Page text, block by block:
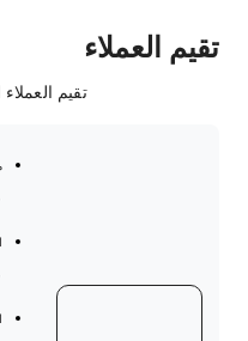
العملاء
تقيم العملاء
موظف